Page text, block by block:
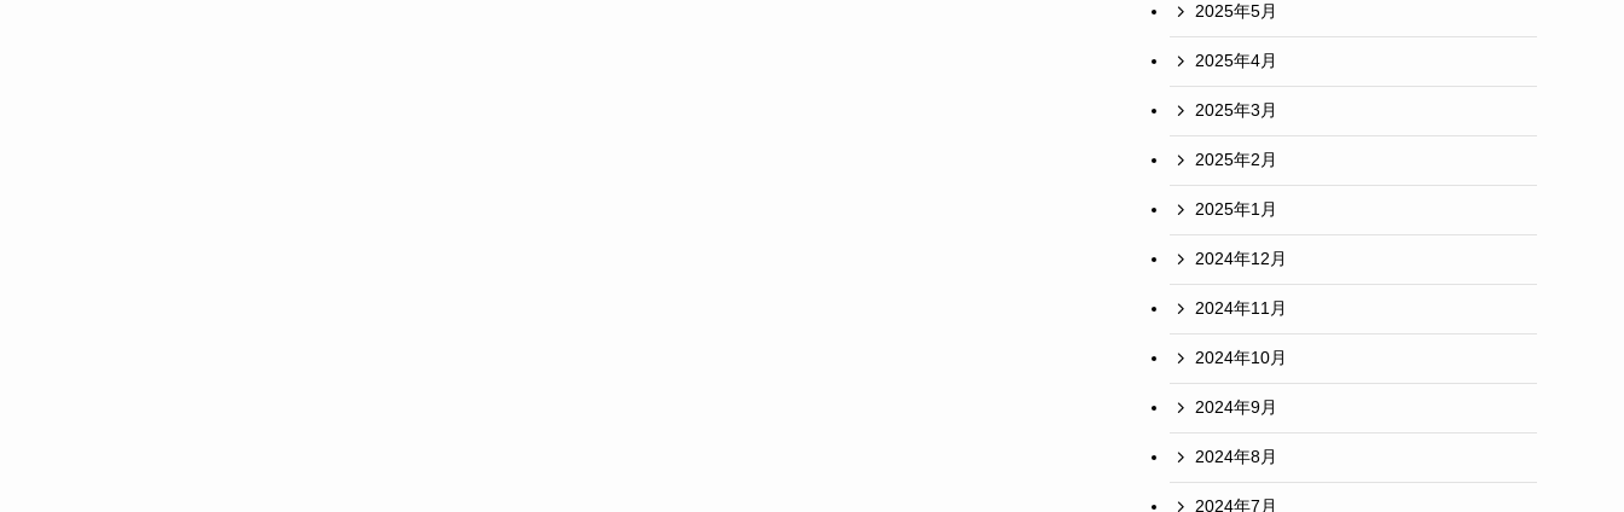
2025年5月
2025年4月
2025年3月
2025年2月
2025年1月
2024年12月
2024年11月
2024年10月
2024年9月
2024年8月
2024年7月